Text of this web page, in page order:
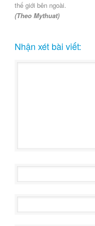
thế giới bên ngoài.
(Theo Mythuat)
Nhận xét bài viết: